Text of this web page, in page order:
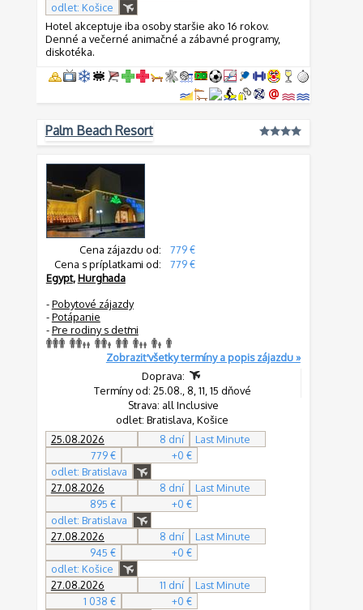
odlet: Košice
Hotel akceptuje iba osoby staršie ako 16 rokov.
Denné a večerné animačné a zábavné programy,
diskotéka.
Palm Beach Resort
Cena zájazdu od:
779 €
Cena s príplatkami od:
779 €
Egypt,Hurghada
-Pobytové zájazdy
-Potápanie
-Pre rodiny s deťmi
Zobraziť všetky termíny a popis zájazdu »
Doprava:
Termíny od: 25.08., 8, 11, 15 dňové
Strava: all Inclusive
odlet: Bratislava, Košice
25.08.2026
8 dní
Last Minute
779 €
+0 €
odlet: Bratislava
27.08.2026
8 dní
Last Minute
895 €
+0 €
odlet: Bratislava
27.08.2026
8 dní
Last Minute
945 €
+0 €
odlet: Košice
27.08.2026
11 dní
Last Minute
1 038 €
+0 €